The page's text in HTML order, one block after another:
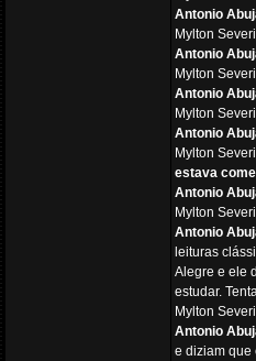
Antonio
Mylton
Antonio
Mylton
Antonio
Mylton
Antonio
Mylton
estava
Antonio
Mylton
Antonio
leituras
Alegre e ele
estudar.
Mylton
Antonio
e diziam que